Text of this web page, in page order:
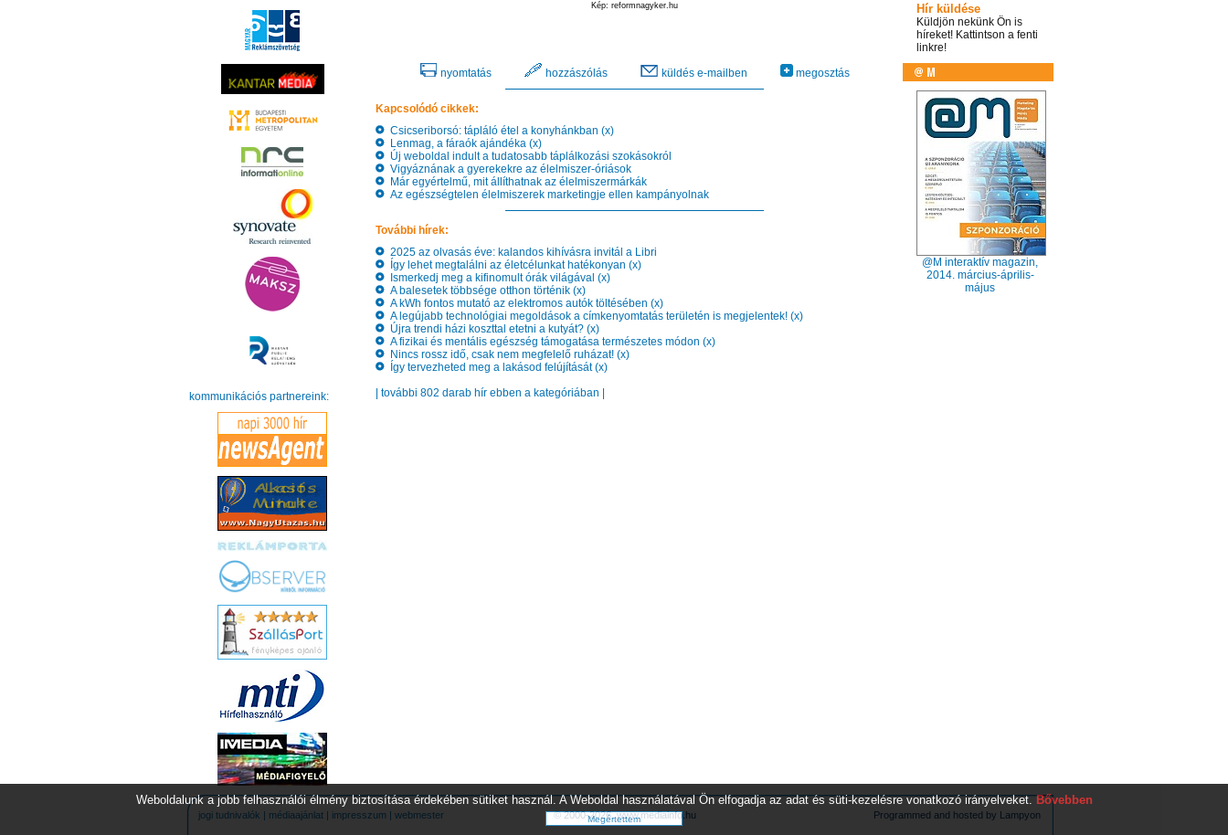
kommunikációs partnereink:
Kép: reformnagyker.hu
nyomtatás hozzászólás küldés e-mailben megosztás
Kapcsolódó cikkek:
Csicseriborsó: tápláló étel a konyhánkban (x)
Lenmag, a fáraók ajándéka (x)
Új weboldal indult a tudatosabb táplálkozási szokásokról
Vigyáznának a gyerekekre az élelmiszer-óriások
Már egyértelmű, mit állíthatnak az élelmiszermárkák
Az egészségtelen élelmiszerek marketingje ellen kampányolnak
További hírek:
2025 az olvasás éve: kalandos kihívásra invitál a Libri
Így lehet megtalálni az életcélunkat hatékonyan (x)
Ismerkedj meg a kifinomult órák világával (x)
A balesetek többsége otthon történik (x)
A kWh fontos mutató az elektromos autók töltésében (x)
A legújabb technológiai megoldások a címkenyomtatás területén is megjelentek! (x)
Újra trendi házi koszttal etetni a kutyát? (x)
A fizikai és mentális egészség támogatása természetes módon (x)
Nincs rossz idő, csak nem megfelelő ruházat! (x)
Így tervezheted meg a lakásod felújítását (x)
| további 802 darab hír ebben a kategóriában |
Hír küldése
Küldjön nekünk Ön is
híreket! Kattintson a fenti
linkre!
@M interaktív magazin,
2014. március-április-
május
jogi tudnivalók | médiaajánlat | impresszum | webmester © 2000-2026.www.mediainfo.hu Programmed and hosted by Lampyon
Weboldalunk a jobb felhasználói élmény biztosítása érdekében sütiket használ. A Weboldal használatával Ön elfogadja az adat és süti-kezelésre vonatkozó irányelveket.Bővebben